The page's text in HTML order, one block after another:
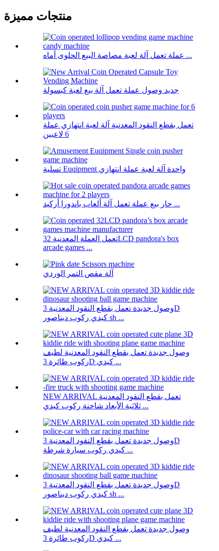
منتجات مميزة
عملة تعمل آلة لعبة مصاصة البيع الحلوى أماه ...
جديد وصول عملة تعمل آلة بيع لعبة كبسولة
تعمل بقطع النقود المعدنية آلة لعبة انتهازي عملة
6 لاعبين
تسلية Euqipment واحدة آلة لعبة عملة انتهازي
حار بيع عملة تعمل آلة ألعاب باندورا أركيد ...
تعمل العملة المعدنية 32LCD pandora's box
arcade games ...
آلة مقص التمر الوردي
وصول جديدة تعمل بقطع النقود المعدنية 3D
كيدي ركوب ديناصور sh ...
وصول جديدة تعمل بقطع النقود المعدنية لطيف
ركوب طائرة 3D كيدي ...
NEW ARRIVAL تعمل بقطع النقود المعدنية
ثلاثية الأبعاد شاحنة ركوب كيدي ...
وصول جديدة تعمل بقطع النقود المعدنية 3D
كيدي ركوب سيارة شرطة ...
وصول جديدة تعمل بقطع النقود المعدنية 3D
كيدي ركوب ديناصور sh ...
وصول جديدة تعمل بقطع النقود المعدنية لطيف
ركوب طائرة 3D كيدي ...